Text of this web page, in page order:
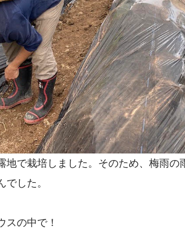
地で栽培しました。そのため、梅雨の
でした。
スの中で！